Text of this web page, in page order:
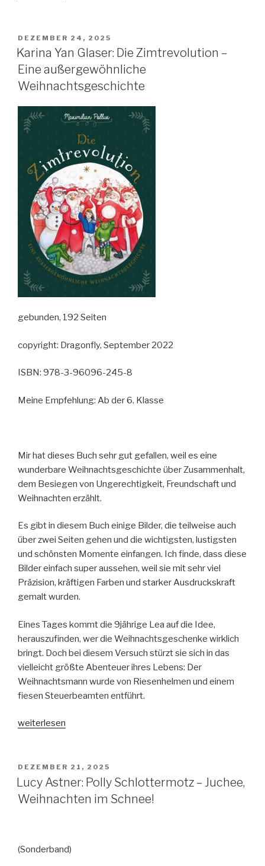
Wichtel-
Schabernack“
VERÖFFENTLICHT
AM
DEZEMBER 24, 2025
Karina Yan Glaser: Die Zimtrevolution –
Eine außergewöhnliche
Weihnachtsgeschichte
gebunden, 192 Seiten
copyright: Dragonfly, September 2022
ISBN: 978-3-96096-245-8
Meine Empfehlung: Ab der 6. Klasse
Mir hat dieses Buch sehr gut gefallen, weil es eine
wunderbare Weihnachtsgeschichte über Zusammenhalt,
dem Besiegen von Ungerechtigkeit, Freundschaft und
Weihnachten erzählt.
Es gibt in diesem Buch einige Bilder, die teilweise auch
über zwei Seiten gehen und die wichtigsten, lustigsten
und schönsten Momente einfangen. Ich finde, dass diese
Bilder einfach super aussehen, weil sie mit sehr viel
Präzision, kräftigen Farben und starker Ausdruckskraft
gemalt wurden.
Eines Tages kommt die 9jährige Lea auf die Idee,
herauszufinden, wer die Weihnachtsgeschenke wirklich
bringt. Doch bei diesem Versuch stürzt sie sich in das
vielleicht größte Abenteuer ihres Lebens: Der
Weihnachtsmann wurde von Riesenhelmen und einem
fiesen Steuerbeamten entführt.
„Karina
Die
Zimtrevolution
–
weiterlesen
VERÖFFENTLICHT
AM
DEZEMBER 21, 2025
Lucy Astner: Polly Schlottermotz – Juchee,
Weihnachten im Schnee!
(Sonderband)